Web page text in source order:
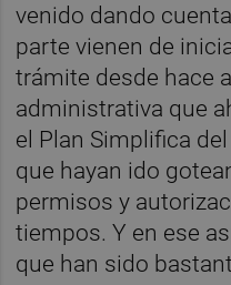
venido dando
parte vienen de
trámite desde hace
administrativa que
el Plan Simplifica
que hayan ido
permisos y
tiempos. Y en ese
que han sido